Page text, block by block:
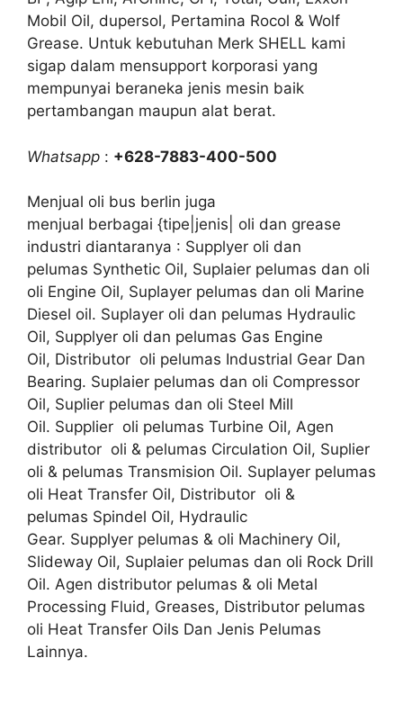
Mobil Oil, dupersol, Pertamina Rocol & Wolf
Grease. Untuk kebutuhan Merk SHELL kami
sigap dalam mensupport korporasi yang
mempunyai beraneka jenis mesin baik
pertambangan maupun alat berat.
Whatsapp : +628-7883-400-500
Menjual oli bus berlin juga
menjual berbagai {tipe|jenis| oli dan grease
industri diantaranya : Supplyer oli dan
pelumas Synthetic Oil, Suplaier pelumas dan oli
oli Engine Oil, Suplayer pelumas dan oli Marine
Diesel oil. Suplayer oli dan pelumas Hydraulic
Oil, Supplyer oli dan pelumas Gas Engine
Oil, Distributor oli pelumas Industrial Gear Dan
Bearing. Suplaier pelumas dan oli Compressor
Oil, Suplier pelumas dan oli Steel Mill
Oil. Supplier oli pelumas Turbine Oil, Agen
distributor oli & pelumas Circulation Oil, Suplier
oli & pelumas Transmision Oil. Suplayer pelumas
oli Heat Transfer Oil, Distributor oli &
pelumas Spindel Oil, Hydraulic
Gear. Supplyer pelumas & oli Machinery Oil,
Slideway Oil, Suplaier pelumas dan oli Rock Drill
Oil. Agen distributor pelumas & oli Metal
Processing Fluid, Greases, Distributor pelumas
oli Heat Transfer Oils Dan Jenis Pelumas
Lainnya.